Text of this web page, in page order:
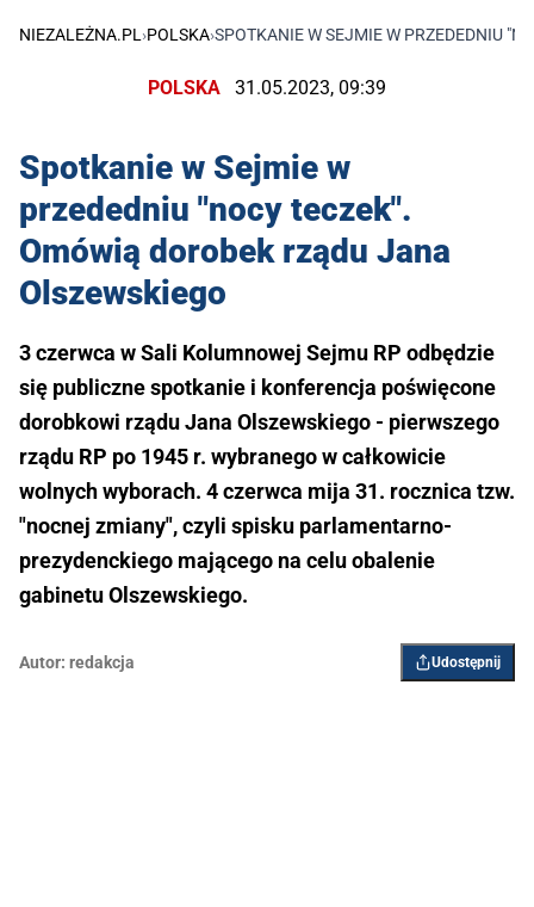
NIEZALEŻNA.PL ›POLSKA›SPOTKANIE W SEJMIE W PRZEDEDNIU
POLSKA 31.05.2023, 09:39
Spotkanie w Sejmie w
przededniu "nocy teczek".
Omówią dorobek rządu Jana
Olszewskiego
3 czerwca w Sali Kolumnowej Sejmu RP odbędzie
się publiczne spotkanie i konferencja poświęcone
dorobkowi rządu Jana Olszewskiego - pierwszego
rządu RP po 1945 r. wybranego w całkowicie
wolnych wyborach. 4 czerwca mija 31. rocznica tzw.
"nocnej zmiany", czyli spisku parlamentarno-
prezydenckiego mającego na celu obalenie
gabinetu Olszewskiego.
Autor: redakcja Udostępnij